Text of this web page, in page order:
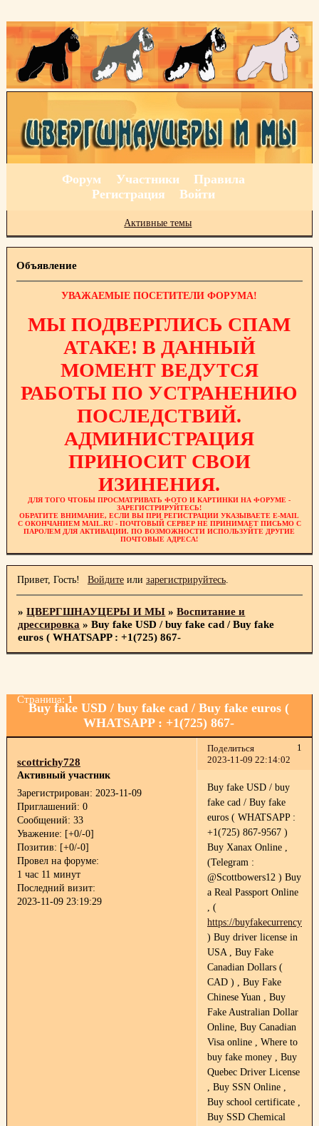
Форум Участники
Правила
Регистрация
Войти
Активные темы
Объявление
УВАЖАЕМЫЕ ПОСЕТИТЕЛИ ФОРУМА!
МЫ ПОДВЕРГЛИСЬ СПАМ
АТАКЕ! В ДАННЫЙ
МОМЕНТ ВЕДУТСЯ
РАБОТЫ ПО УСТРАНЕНИЮ
ПОСЛЕДСТВИЙ.
АДМИНИСТРАЦИЯ
ПРИНОСИТ СВОИ
ИЗИНЕНИЯ.
ДЛЯ ТОГО ЧТОБЫ ПРОСМАТРИВАТЬ ФОТО И КАРТИНКИ НА ФОРУМЕ -
ЗАРЕГИСТРИРУЙТЕСЬ!
ОБРАТИТЕ ВНИМАНИЕ, ЕСЛИ ВЫ ПРИ РЕГИСТРАЦИИ УКАЗЫВАЕТЕ E-MAIL
С ОКОНЧАНИЕМ MAIL.RU - ПОЧТОВЫЙ СЕРВЕР НЕ ПРИНИМАЕТ ПИСЬМО С
ПАРОЛЕМ ДЛЯ АКТИВАЦИИ. ПО ВОЗМОЖНОСТИ ИСПОЛЬЗУЙТЕ ДРУГИЕ
ПОЧТОВЫЕ АДРЕСА!
Привет, Гость! Войдитеили зарегистрируйтесь.
»ЦВЕРГШНАУЦЕРЫ И МЫ »Воспитание и
дрессировка »Buy fake USD / buy fake cad / Buy fake
euros ( WHATSAPP : +1(725) 867-
Buy fake USD / buy fake cad / Buy fake euros (
WHATSAPP : +1(725) 867-
Страница: 1
Поделиться
1
2023-11-09 22:14:02
scottrichy728
Активный участник
Зарегистрирован: 2023-11-09
Приглашений: 0
Сообщений: 33
Уважение: [+0/-0]
Позитив: [+0/-0]
Провел на форуме:
1 час 11 минут
Последний визит:
2023-11-09 23:19:29
Buy fake USD / buy
fake cad / Buy fake
euros ( WHATSAPP :
+1(725) 867-9567 )
Buy Xanax Online ,
(Telegram :
@Scottbowers12 ) Buy
a Real Passport Online
, (
https://
) Buy driver license in
USA , Buy Fake
Canadian Dollars (
CAD ) , Buy Fake
Chinese Yuan , Buy
Fake Australian Dollar
Online, Buy Canadian
Visa online , Where to
buy fake money , Buy
Quebec Driver License
, Buy SSN Online ,
Buy school certificate ,
Buy SSD Chemical